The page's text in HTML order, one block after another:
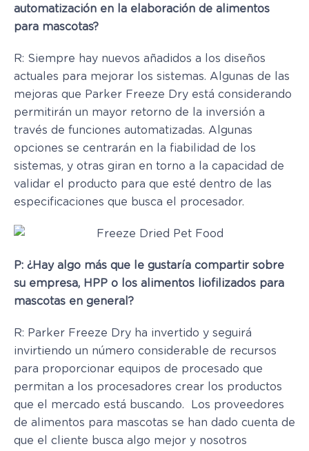
automatización en la elaboración de alimentos
para mascotas?
R: Siempre hay nuevos añadidos a los diseños
actuales para mejorar los sistemas. Algunas de las
mejoras que Parker Freeze Dry está considerando
permitirán un mayor retorno de la inversión a
través de funciones automatizadas. Algunas
opciones se centrarán en la fiabilidad de los
sistemas, y otras giran en torno a la capacidad de
validar el producto para que esté dentro de las
especificaciones que busca el procesador.
P: ¿Hay algo más que le gustaría compartir sobre
su empresa, HPP o los alimentos liofilizados para
mascotas en general?
R: Parker Freeze Dry ha invertido y seguirá
invirtiendo un número considerable de recursos
para proporcionar equipos de procesado que
permitan a los procesadores crear los productos
que el mercado está buscando. Los proveedores
de alimentos para mascotas se han dado cuenta de
que el cliente busca algo mejor y nosotros